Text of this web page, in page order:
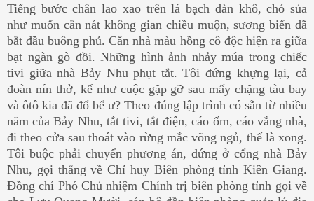
Tiếng bước chân lao xao trên lá bạch đàn khô, chó sủa
như muốn cắn nát không gian chiều muộn, sương biển đã
bắt đầu buông phủ. Căn nhà màu hồng cô độc hiện ra giữa
bạt ngàn gò đồi. Những hình ảnh nhảy múa trong chiếc
tivi giữa nhà Bảy Nhu phụt tắt. Tôi đứng khựng lại, cả
đoàn nín thở, kể như cuộc gặp gỡ sau mấy chặng tàu bay
và ôtô kia đã đổ bể ư? Theo đúng lập trình có sẵn từ nhiều
năm của Bảy Nhu, tắt tivi, tắt điện, cáo ốm, cáo vắng nhà,
đi theo cửa sau thoát vào rừng mắc võng ngủ, thế là xong.
Tôi buộc phải chuyển phương án, đứng ở cổng nhà Bảy
Nhu, gọi thẳng về Chỉ huy Biên phòng tỉnh Kiên Giang.
Đồng chí Phó Chủ nhiệm Chính trị biên phòng tỉnh gọi về